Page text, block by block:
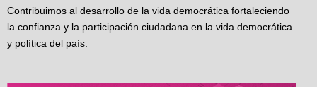
Contribuimos al desarrollo de la vida democrática fortaleciendo
la confianza y la participación ciudadana en la vida democrática
y política del país.